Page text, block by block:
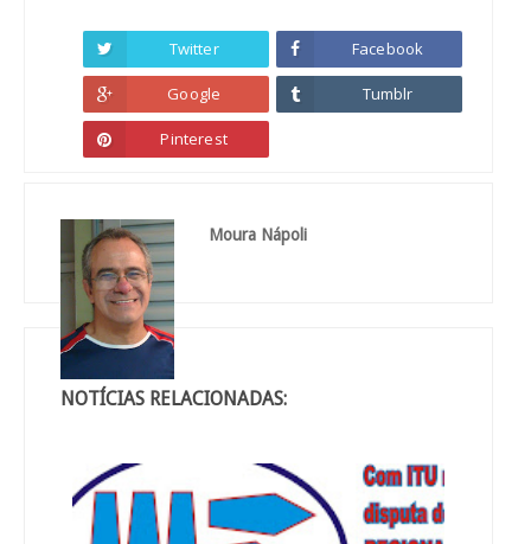
Twitter Facebook
Google Tumblr
Pinterest
Moura Nápoli
NOTÍCIAS RELACIONADAS: